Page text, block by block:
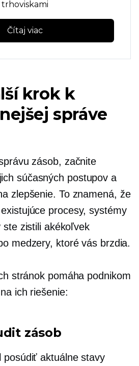
trhoviskami
Čítaj viac
krok k
správe
zásob, začnite
súčasných postupov a
zlepšenie. To znamená, že
procesy, systémy
zistili akékoľvek
medzery, ktoré vás brzdia.
stránok pomáha podnikom
ich riešenie:
zásob
posúdiť aktuálne stavy